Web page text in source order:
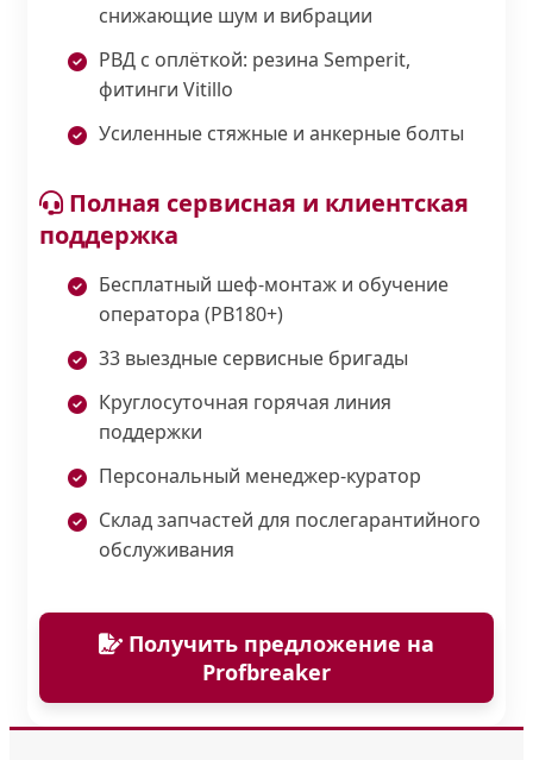
снижающие шум и вибрации
РВД с оплёткой: резина Semperit,
фитинги Vitillo
Усиленные стяжные и анкерные болты
Полная сервисная и клиентская
поддержка
Бесплатный шеф-монтаж и обучение
оператора (PB180+)
33 выездные сервисные бригады
Круглосуточная горячая линия
поддержки
Персональный менеджер-куратор
Склад запчастей для послегарантийного
обслуживания
Получить предложение на
Profbreaker